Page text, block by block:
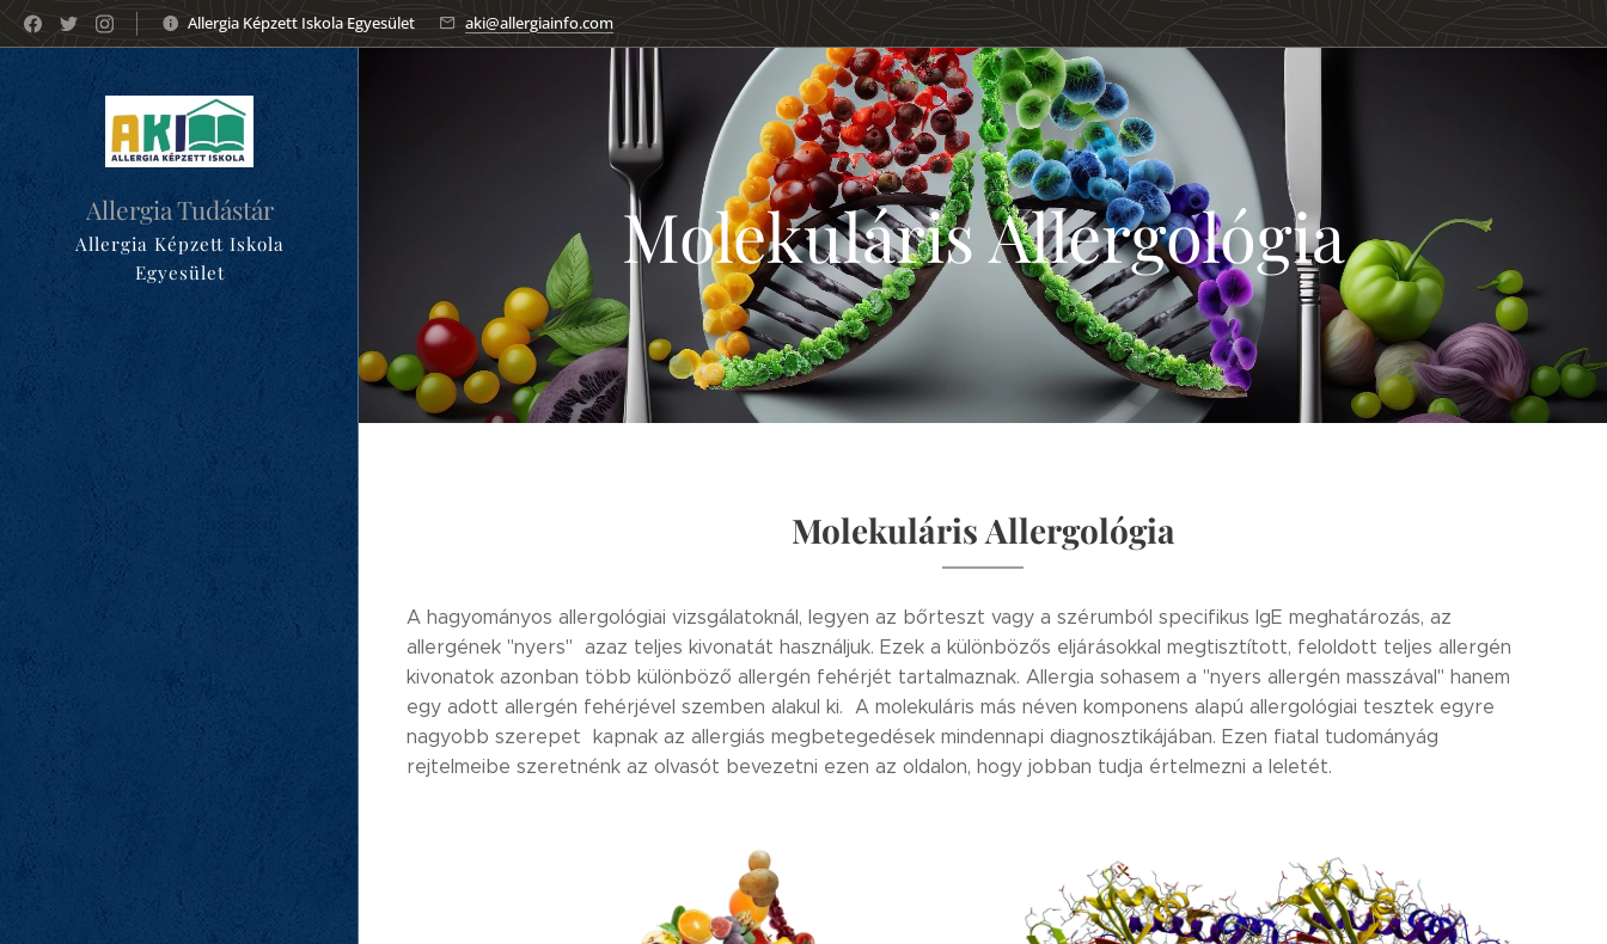
Allergia Képzett Iskola Egyesület aki@allergiainfo.com
Allergia Tudástár
Allergia Képzett Iskola
Egyesület
Molekuláris Allergológia
Molekuláris Allergológia
A hagyományos allergológiai vizsgálatoknál, legyen az bőrteszt vagy a szérumból specifikus IgE meghatározás, az
allergének "nyers" azaz teljes kivonatát használjuk. Ezek a különbözős eljárásokkal megtisztított, feloldott teljes allergén
kivonatok azonban több különböző allergén fehérjét tartalmaznak. Allergia sohasem a "nyers allergén masszával" hanem
egy adott allergén fehérjével szemben alakul ki. A molekuláris más néven komponens alapú allergológiai tesztek egyre
nagyobb szerepet kapnak az allergiás megbetegedések mindennapi diagnosztikájában. Ezen fiatal tudományág
rejtelmeibe szeretnénk az olvasót bevezetni ezen az oldalon, hogy jobban tudja értelmezni a leletét.